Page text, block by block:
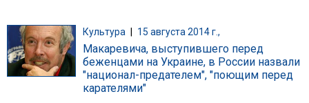
Культура 15 августа 2014 г.,
Макаревича, выступившего перед
беженцами на Украине, в России назвали
"национал-предателем", "поющим перед
карателями"